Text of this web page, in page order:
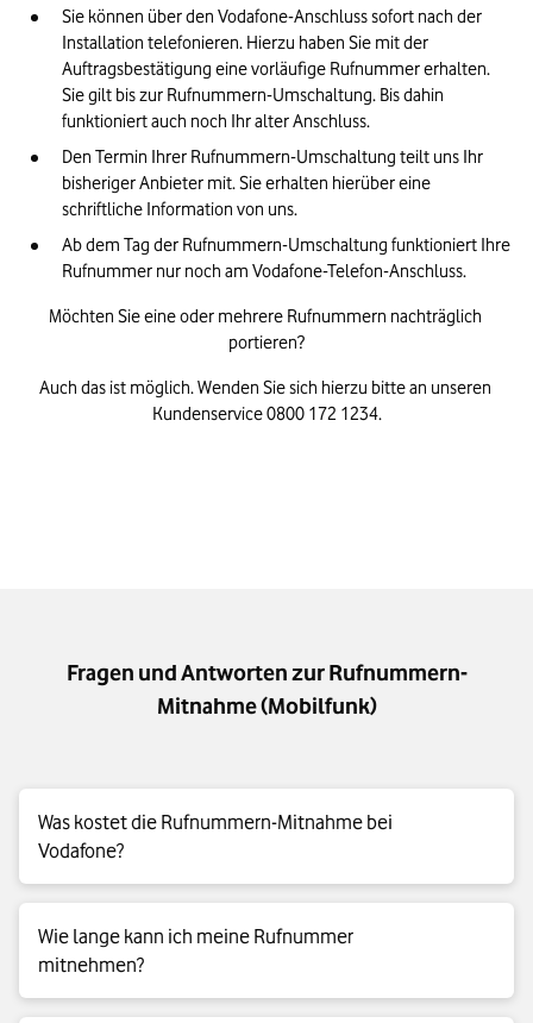
Sie können über den Vodafone-Anschluss sofort nach der
Installation telefonieren. Hierzu haben Sie mit der
Auftragsbestätigung eine vorläufige Rufnummer erhalten.
Sie gilt bis zur Rufnummern-Umschaltung. Bis dahin
funktioniert auch noch Ihr alter Anschluss.
Den Termin Ihrer Rufnummern-Umschaltung teilt uns Ihr
bisheriger Anbieter mit. Sie erhalten hierüber eine
schriftliche Information von uns.
Ab dem Tag der Rufnummern-Umschaltung funktioniert Ihre
Rufnummer nur noch am Vodafone-Telefon-Anschluss.
Möchten Sie eine oder mehrere Rufnummern nachträglich
portieren?
Auch das ist möglich. Wenden Sie sich hierzu bitte an unseren
Kundenservice 0800 172 1234.
Fragen und Antworten zur Rufnummern-
Mitnahme (Mobilfunk)
Was kostet die Rufnummern-Mitnahme bei
Vodafone?
Sie können Ihre Mobilfunk-Nummer kostenlos mitnehmen.
Wie lange kann ich meine Rufnummer
mitnehmen?